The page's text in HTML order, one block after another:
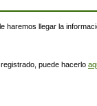
haremos llegar la
puede hacerlo